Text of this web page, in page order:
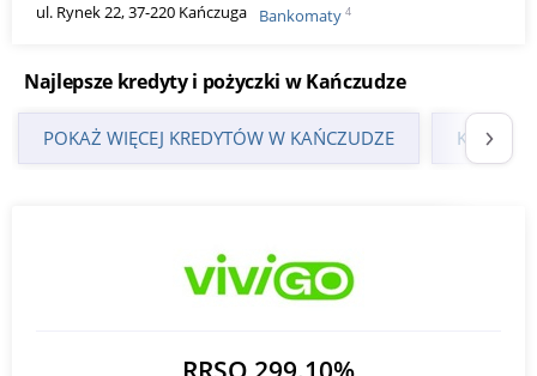
ul. Rynek 22, 37-220 Kańczuga
Bankomaty 4
Najlepsze kredyty i pożyczki w Kańczudze
POKAŻ WIĘCEJ KREDYTÓW W KAŃCZUDZE